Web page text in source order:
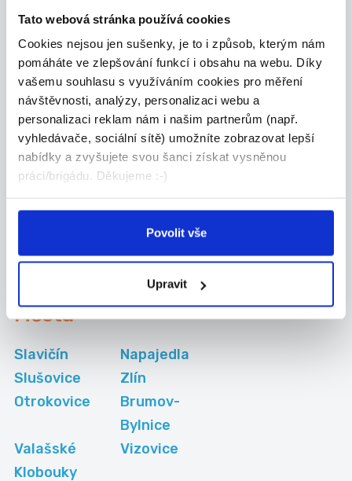
Tato webová stránka používá cookies
Cookies nejsou jen sušenky, je to i způsob, kterým nám
pomáháte ve zlepšování funkcí i obsahu na webu. Díky
vašemu souhlasu s využíváním cookies pro měření
návštěvnosti, analýzy, personalizaci webu a
personalizaci reklam nám i našim partnerům (např.
vyhledávače, sociální sítě) umožníte zobrazovat lepší
nabídky a zvyšujete svou šanci získat vysněnou
práci/brigádu. Děkujeme :-)
Povolit vše
Upravit
Zlín
v zahraničí
Práce pro
absolventy Zlín
Práce na HPP
Zlín
Kategoriebrigád
Ostatní
Města
Slavičín
Napajedla
Slušovice
Zlín
Otrokovice
Brumov-
Bylnice
Valašské
Klobouky
Vizovice